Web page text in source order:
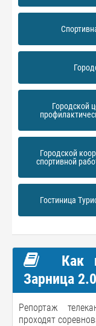
Городской
Городской
спортивной
Гостиница
Как
Зарница 2.0
Репортаж
проходят